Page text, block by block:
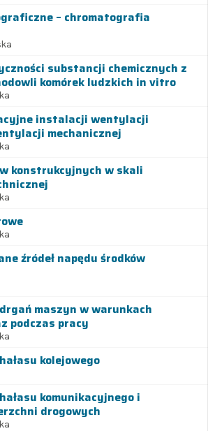
– chromatografia
substancji chemicznych z
komórek ludzkich in vitro
instalacji wentylacji
mechanicznej
konstrukcyjnych w skali
źródeł napędu środków
maszyn w warunkach
podczas pracy
kolejowego
komunikacyjnego i
drogowych